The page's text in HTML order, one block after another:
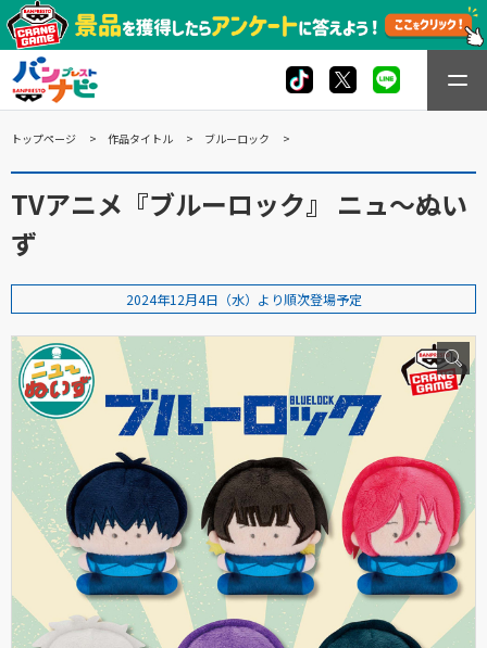
トップページ 作品タイトル ブルーロック
TVアニメ『ブルーロック』 ニュ～ぬい
ず
2024年12月4日（水）より順次登場予定